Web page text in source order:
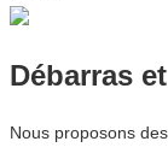
Débarras
Nous proposons